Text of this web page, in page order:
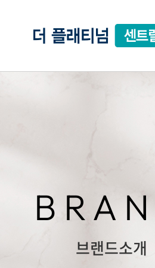
브랜드소개